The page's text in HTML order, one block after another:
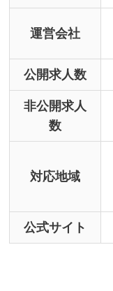
運営会社
公開求人数
非公開求人
数
対応地域
公式サイト